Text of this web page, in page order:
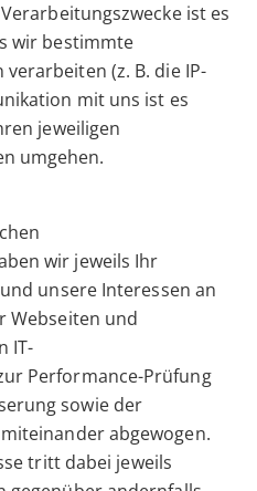
ist es
wir bestimmte
(z. B. die IP-
mit uns ist es
jeweiligen
umgehen.
wir jeweils Ihr
unsere Interessen an
Webseiten und
IT-
Performance-Prüfung
sowie der
abgewogen.
tritt dabei jeweils